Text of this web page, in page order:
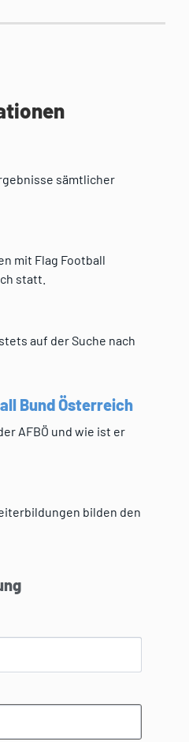
sämtlicher
mit Flag Football
statt.
auf der Suche nach
Bund Österreich
AFBÖ und wie ist er
bilden den